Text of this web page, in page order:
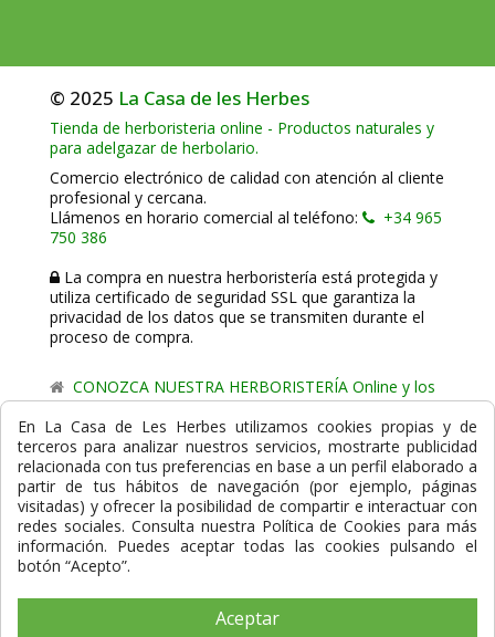
© 2025 La Casa de les Herbes
Tienda de herboristeria online - Productos naturales y
para adelgazar de herbolario.
Comercio electrónico de calidad con atención al cliente
profesional y cercana.
Llámenos en horario comercial al teléfono:
+34 965
750 386
La compra en nuestra herboristería está protegida y
utiliza certificado de seguridad SSL que garantiza la
privacidad de los datos que se transmiten durante el
proceso de compra.
CONOZCA NUESTRA HERBORISTERÍA Online y los
comercio de proximidad de La Casa de les Herbes.
Powered byGesdi.com E-Commerce - Tiendas online
profesionales y seguras
Formas de Pago
En La Casa de Les Herbes utilizamos cookies propias y de
terceros para analizar nuestros servicios, mostrarte publicidad
relacionada con tus preferencias en base a un perfil elaborado a
partir de tus hábitos de navegación (por ejemplo, páginas
visitadas) y ofrecer la posibilidad de compartir e interactuar con
redes sociales. Consulta nuestra Política de Cookies para más
información. Puedes aceptar todas las cookies pulsando el
botón “Acepto”.
Aceptar